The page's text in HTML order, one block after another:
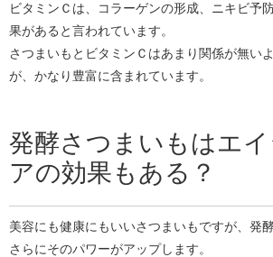
ビタミンＣは、コラーゲンの形成、ニキビ予
果があると言われています。
さつまいもとビタミンＣはあまり関係が無い
が、かなり豊富に含まれています。
発酵さつまいもはエ
アの効果もある？
美容にも健康にもいいさつまいもですが、発
さらにそのパワーがアップします。